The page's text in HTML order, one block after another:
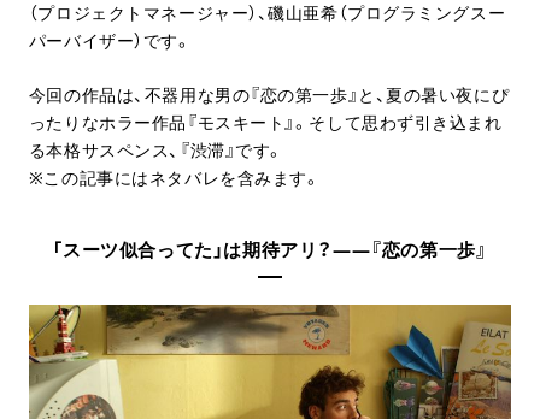
（プロジェクトマネージャー）、磯山亜希（プログラミングスー
パーバイザー）です。
今回の作品は、不器用な男の『恋の第一歩』と、夏の暑い夜にぴ
ったりなホラー作品『モスキート』。そして思わず引き込まれ
る本格サスペンス、『渋滞』です。
※この記事にはネタバレを含みます。
「スーツ似合ってた」は期待アリ？――『恋の第一歩』